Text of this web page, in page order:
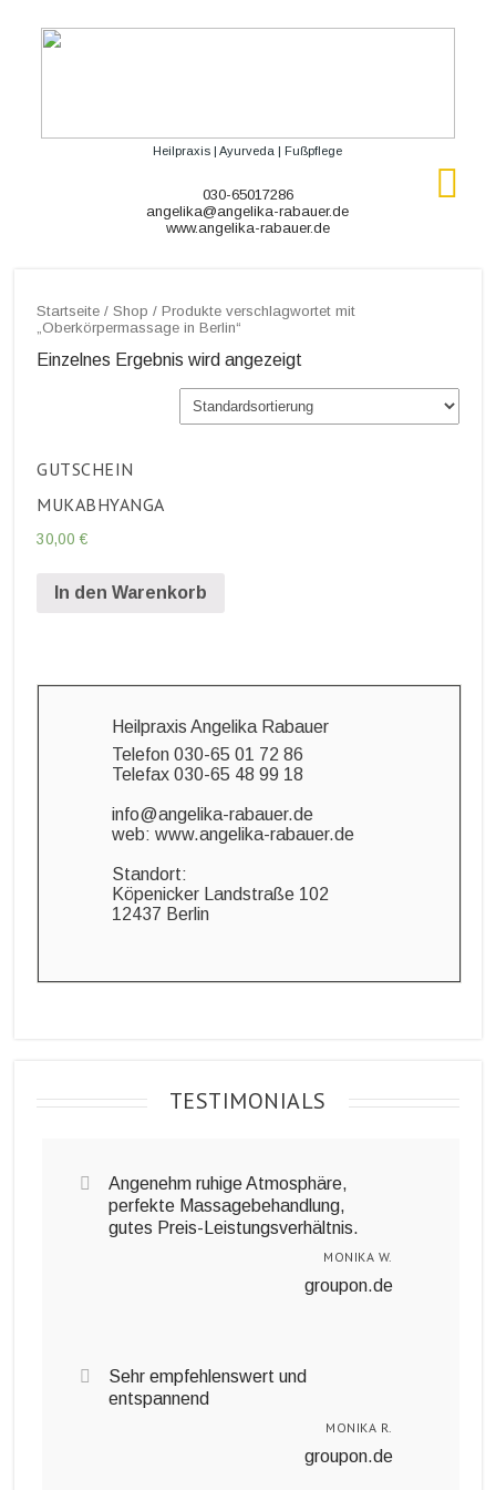
Heilpraxis | Ayurveda | Fußpflege
030-65017286
angelika@angelika-rabauer.de
www.angelika-rabauer.de
Startseite /Shop / Produkte verschlagwortet mit
„Oberkörpermassage in Berlin“
Einzelnes Ergebnis wird angezeigt
GUTSCHEIN
MUKABHYANGA
30,00€
In den Warenkorb
Heilpraxis Angelika Rabauer
Telefon 030-65 01 72 86
Telefax 030-65 48 99 18
info@angelika-rabauer.de
web: www.angelika-rabauer.de
Standort:
Köpenicker Landstraße 102
12437 Berlin
TESTIMONIALS
Angenehm ruhige Atmosphäre,
perfekte Massagebehandlung,
gutes Preis-Leistungsverhältnis.
MONIKA W.
groupon.de
Sehr empfehlenswert und
entspannend
MONIKA R.
groupon.de